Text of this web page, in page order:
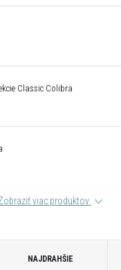
Classic Colibra
viac produktov
NAJDRAHŠIE